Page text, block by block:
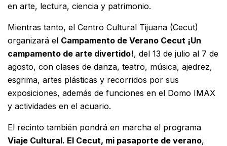
en arte, lectura, ciencia y patrimonio.
Mientras tanto, el Centro Cultural Tijuana (Cecut)
organizará el Campamento de Verano Cecut ¡Un
campamento de arte divertido!, del 13 de julio al 7 de
agosto, con clases de danza, teatro, música, ajedrez,
esgrima, artes plásticas y recorridos por sus
exposiciones, además de funciones en el Domo IMAX
y actividades en el acuario.
El recinto también pondrá en marcha el programa
Viaje Cultural. El Cecut, mi pasaporte de verano,